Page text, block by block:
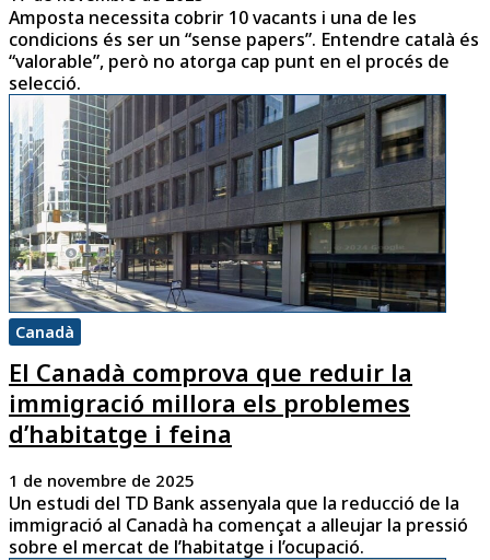
Amposta necessita cobrir 10 vacants i una de les
condicions és ser un “sense papers”. Entendre català és
“valorable”, però no atorga cap punt en el procés de
selecció.
Canadà
El Canadà comprova que reduir la
immigració millora els problemes
d’habitatge i feina
1 de novembre de 2025
Un estudi del TD Bank assenyala que la reducció de la
immigració al Canadà ha començat a alleujar la pressió
sobre el mercat de l’habitatge i l’ocupació.